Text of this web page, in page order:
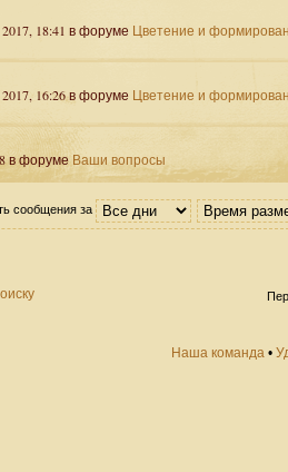
2017, 18:41 в форуме Цветение и
2017, 16:26 в форуме Цветение и
в форуме Ваши вопросы
сообщения за
Наша команда •